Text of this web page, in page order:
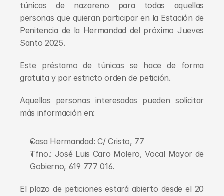
túnicas de nazareno para todas aquellas
personas que quieran participar en la Estación de
Penitencia de la Hermandad del próximo Jueves
Santo 2025.
Este préstamo de túnicas se hace de forma
gratuita y por estricto orden de petición.
Aquellas personas interesadas pueden solicitar
más información en:
Casa Hermandad: C/ Cristo, 77
Tfno.: José Luis Caro Molero, Vocal Mayor de
Gobierno, 619 777 016.
El plazo de peticiones estará abierto desde el 20